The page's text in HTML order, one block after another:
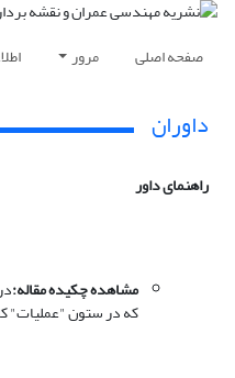
صفحه اصلی مرور
داوران
راهنمای داور
مشاهده چکیده مقاله:
که در ستون "عملیات"